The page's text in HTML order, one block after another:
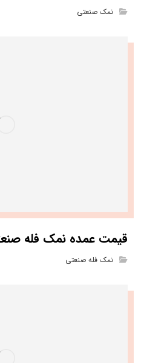
نمک صنعتی
قیمت عمده نمک فله
نمک فله صنعتی